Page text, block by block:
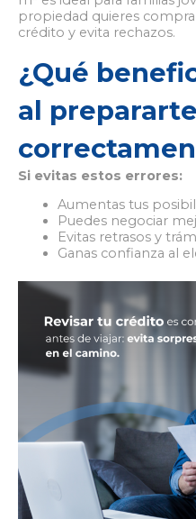
propiedad quieres
crédito y evita rechazos.
¿Qué
al prepararte
Si evitas estos errores:
Aumentas tus
Puedes negociar
Evitas retrasos y
Ganas confianza al